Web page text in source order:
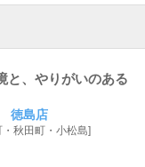
と、やりがいのある
徳島店
秋田町・小松島]